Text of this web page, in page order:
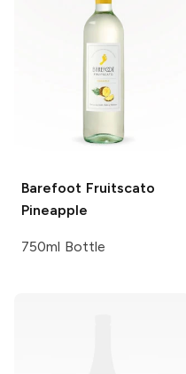
Barefoot Fruitscato
Pineapple
750ml Bottle